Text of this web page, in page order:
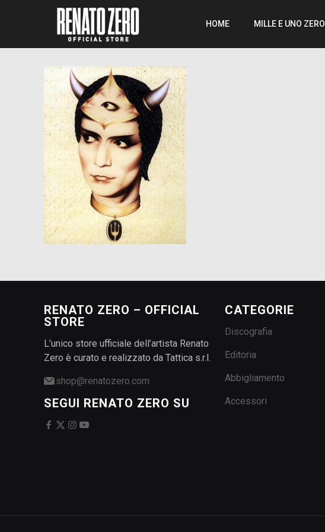
HOME MILLE E UNO ZERO
RENATO ZERO – OFFICIAL
STORE
L’unico store ufficiale dell’artista Renato
Zero è curato e realizzato da Tattica s.r.l.
shop@renatozero.com
SEGUI RENATO ZERO SU
CATEGORIE
Discografia
Editoria
Abbigliamento
Accessori